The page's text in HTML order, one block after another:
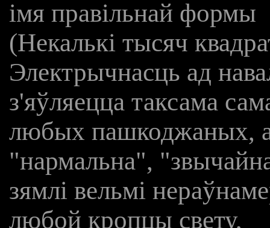
імя правільнай формы
(Некалькі тысяч
Электрычнасць ад
з'яўляецца таксама
любых пашкоджаных,
"нармальна",
зямлі вельмі
любой кропцы свету,